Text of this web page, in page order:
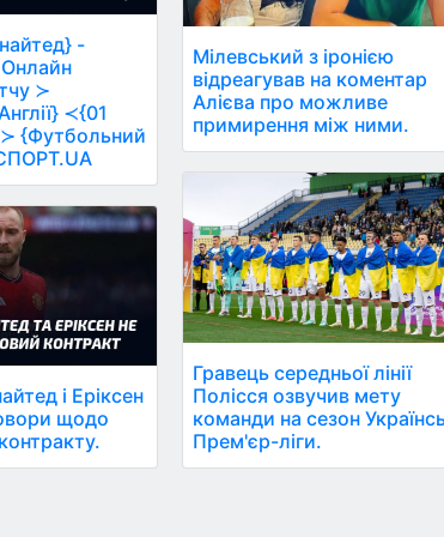
-
≻
≺{01
{Футбольний
і Еріксен
щодо
Мілевський з іронією
відреагував на коментар
Алієва про можливе
примирення між ними.
Гравець середньої лінії
Полісся озвучив мету
команди на сезон
Прем'єр-ліги.